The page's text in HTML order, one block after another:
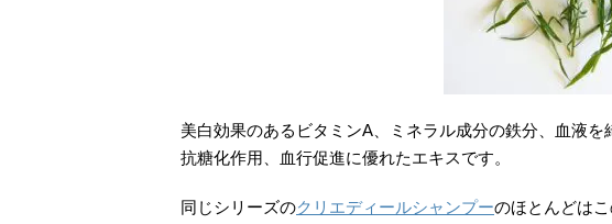
美白効果のあるビタミンA、ミネラル成分の鉄分、血液を
抗糖化作用、血行促進に優れたエキスです。
同じシリーズのクリエディールシャンプーのほとんどは